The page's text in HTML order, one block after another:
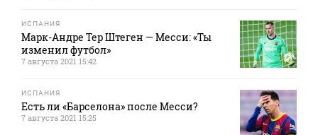
ИСПАНИЯ
Марк-Андре Тер Штеген — Месси: «Ты
изменил футбол»
7 августа 2021 15:42
ИСПАНИЯ
Есть ли «Барселона» после Месси?
7 августа 2021 15:25